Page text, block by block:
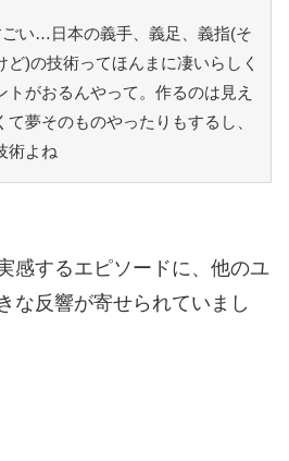
い…日本の義手、義足、義指(そ
)の技術ってほんまに凄いらしく
がおるんやって。作るのは見え
夢そのものやったりもするし、
術よね
感するエピソードに、他のユ
な反響が寄せられていまし